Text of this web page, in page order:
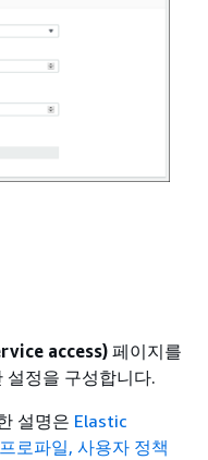
access) 페이지를
설정을 구성합니다.
설명은 Elastic
로파일, 사용자 정책